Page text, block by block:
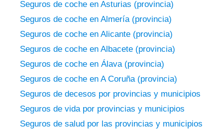
Seguros de coche en Asturias (provincia)
Seguros de coche en Almería (provincia)
Seguros de coche en Alicante (provincia)
Seguros de coche en Albacete (provincia)
Seguros de coche en Álava (provincia)
Seguros de coche en A Coruña (provincia)
Seguros de decesos por provincias y municipios
Seguros de vida por provincias y municipios
Seguros de salud por las provincias y municipios